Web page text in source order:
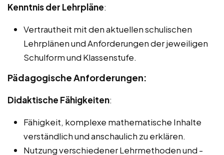
Kenntnis der Lehrpläne:
Vertrautheit mit den aktuellen schulischen
Lehrplänen und Anforderungen der jeweiligen
Schulform und Klassenstufe.
Pädagogische Anforderungen:
Didaktische Fähigkeiten:
Fähigkeit, komplexe mathematische Inhalte
verständlich und anschaulich zu erklären.
Nutzung verschiedener Lehrmethoden und -